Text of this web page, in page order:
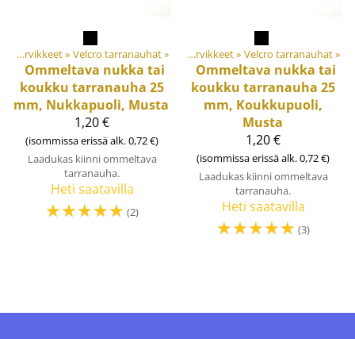
Materiaalit ja tarvikkeet‪» Velcro tarranauhat‪»
Ommeltava nukka tai
koukku tarranauha 25
mm, Nukkapuoli, Musta
1,20 €
(isommissa erissä alk. 0,72 €)
Laadukas kiinni ommeltava
tarranauha.
Heti saatavilla
☆☆☆☆☆ (2)
Tuotteet‪» Materiaalit ja tarvikkeet‪» Velcro tarranauhat‪»
Ommeltava nukka tai
koukku tarranauha 25
mm, Koukkupuoli,
Musta
1,20 €
(isommissa erissä alk. 0,72 €)
Laadukas kiinni ommeltava
tarranauha.
Heti saatavilla
☆☆☆☆☆ (3)